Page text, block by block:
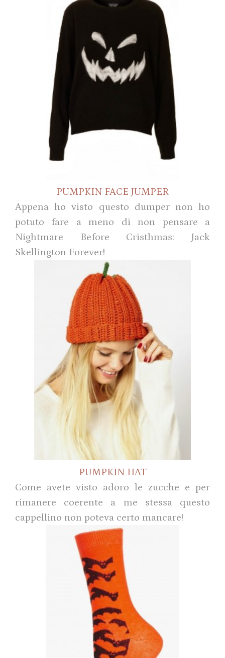
PUMPKIN FACE JUMPER
Appena ho visto questo dumper non ho
potuto fare a meno di non pensare a
Nightmare Before Cristhmas: Jack
Skellington Forever!
PUMPKIN HAT
Come avete visto adoro le zucche e per
rimanere coerente a me stessa questo
cappellino non poteva certo mancare!